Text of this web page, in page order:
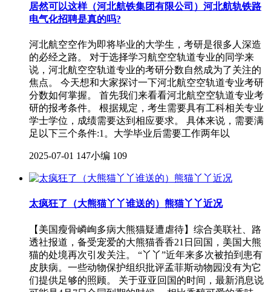
居然可以这样（河北航铁集团有限公司）河北航轨铁路
电气化招聘是真的吗?
河北航空空作为即将毕业的大学生，考研是很多人深造
的必经之路。 对于选择学习航空空轨道专业的同学来
说，河北航空空轨道专业的考研分数自然成为了关注的
焦点。 今天想和大家探讨一下河北航空空轨道专业考研
分数如何掌握。 首先我们来看看河北航空空轨道专业考
研的报考条件。 根据规定，考生需要具有工科相关专业
学士学位，成绩需要达到相应要求。 具体来说，需要满
足以下三个条件:1。大学毕业后需要工作两年以
2025-07-01 147小编 109
太疯狂了（大熊猫丫丫谁送的）熊猫丫丫近况
【美国瘦骨嶙峋多病大熊猫疑遭虐待】综合美联社、路
透社报道，备受宠爱的大熊猫香香21日回国，美国大熊
猫的处境再次引发关注。 “丫丫”近年来多次被拍到患有
皮肤病。一些动物保护组织批评孟菲斯动物园没有为它
们提供足够的照顾。 关于亚亚回国的时间，最新消息说